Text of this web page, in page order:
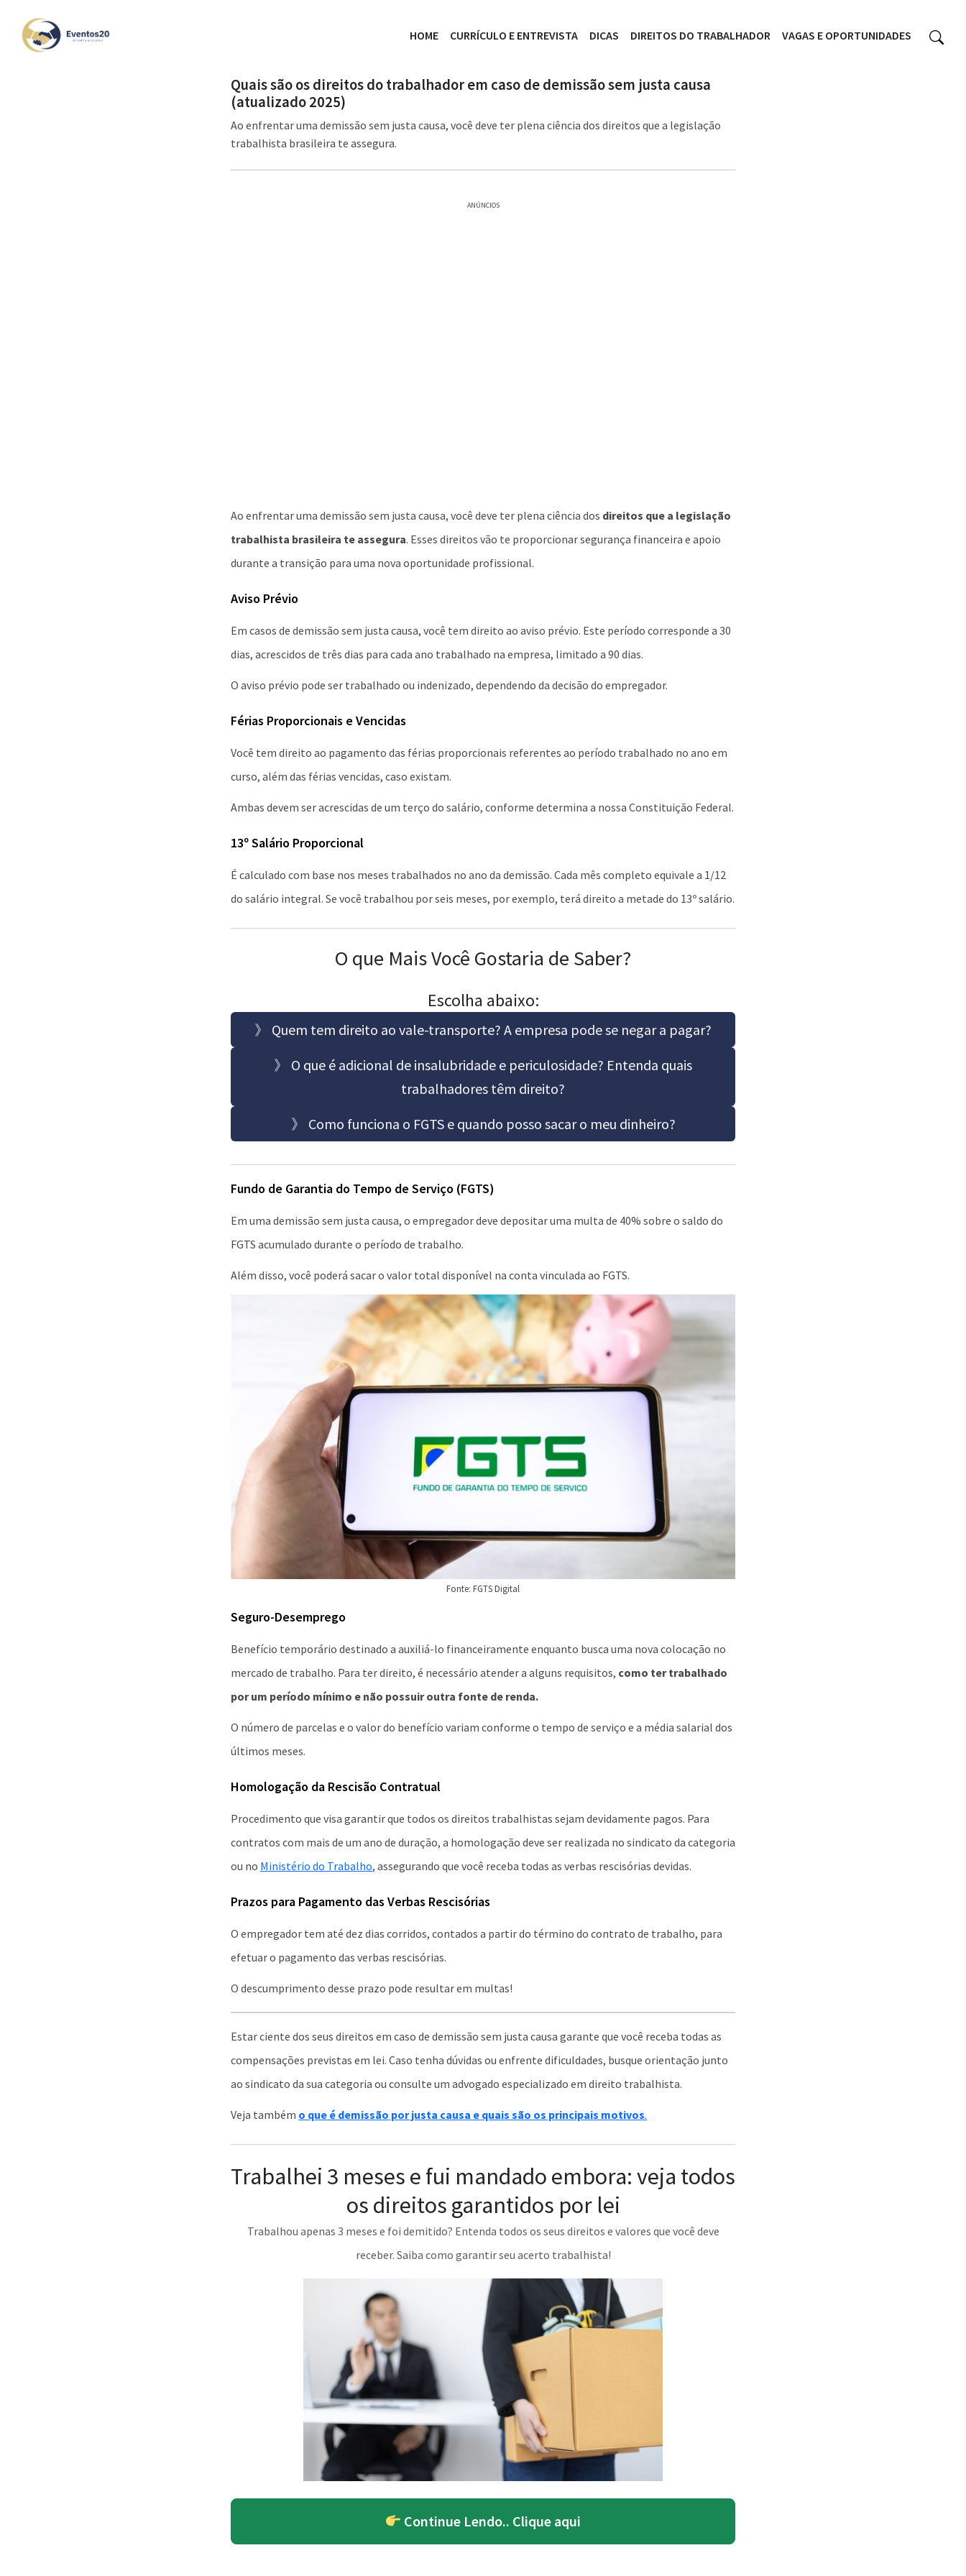
HOME CURRÍCULO E ENTREVISTA DICAS DIREITOS DO TRABALHADOR VAGAS E OPORTUNIDADES
Quais são os direitos do trabalhador em caso de demissão sem justa causa
(atualizado 2025)
Ao enfrentar uma demissão sem justa causa, você deve ter plena ciência dos direitos que a legislação
trabalhista brasileira te assegura.
ANÚNCIOS
Ao enfrentar uma demissão sem justa causa, você deve ter plena ciência dos direitos que a legislação
trabalhista brasileira te assegura. Esses direitos vão te proporcionar segurança financeira e apoio
durante a transição para uma nova oportunidade profissional.
Aviso Prévio
Em casos de demissão sem justa causa, você tem direito ao aviso prévio. Este período corresponde a 30
dias, acrescidos de três dias para cada ano trabalhado na empresa, limitado a 90 dias.
O aviso prévio pode ser trabalhado ou indenizado, dependendo da decisão do empregador.
Férias Proporcionais e Vencidas
Você tem direito ao pagamento das férias proporcionais referentes ao período trabalhado no ano em
curso, além das férias vencidas, caso existam.
Ambas devem ser acrescidas de um terço do salário, conforme determina a nossa Constituição Federal.
13º Salário Proporcional
É calculado com base nos meses trabalhados no ano da demissão. Cada mês completo equivale a 1/12
do salário integral. Se você trabalhou por seis meses, por exemplo, terá direito a metade do 13º salário.
O que Mais Você Gostaria de Saber?
Escolha abaixo:
》 Quem tem direito ao vale-transporte? A empresa pode se negar a pagar?
》 O que é adicional de insalubridade e periculosidade? Entenda quais
trabalhadores têm direito?
》 Como funciona o FGTS e quando posso sacar o meu dinheiro?
Fundo de Garantia do Tempo de Serviço (FGTS)
Em uma demissão sem justa causa, o empregador deve depositar uma multa de 40% sobre o saldo do
FGTS acumulado durante o período de trabalho.
Além disso, você poderá sacar o valor total disponível na conta vinculada ao FGTS.
Fonte: FGTS Digital
Seguro-Desemprego
Benefício temporário destinado a auxiliá-lo financeiramente enquanto busca uma nova colocação no
mercado de trabalho. Para ter direito, é necessário atender a alguns requisitos, como ter trabalhado
por um período mínimo e não possuir outra fonte de renda.
O número de parcelas e o valor do benefício variam conforme o tempo de serviço e a média salarial dos
últimos meses.
Homologação da Rescisão Contratual
Procedimento que visa garantir que todos os direitos trabalhistas sejam devidamente pagos. Para
contratos com mais de um ano de duração, a homologação deve ser realizada no sindicato da categoria
ou no Ministério do Trabalho, assegurando que você receba todas as verbas rescisórias devidas.
Prazos para Pagamento das Verbas Rescisórias
O empregador tem até dez dias corridos, contados a partir do término do contrato de trabalho, para
efetuar o pagamento das verbas rescisórias.
O descumprimento desse prazo pode resultar em multas!
Estar ciente dos seus direitos em caso de demissão sem justa causa garante que você receba todas as
compensações previstas em lei. Caso tenha dúvidas ou enfrente dificuldades, busque orientação junto
ao sindicato da sua categoria ou consulte um advogado especializado em direito trabalhista.
Veja também o que é demissão por justa causa e quais são os principais motivos.
Trabalhei 3 meses e fui mandado embora: veja todos
os direitos garantidos por lei
Trabalhou apenas 3 meses e foi demitido? Entenda todos os seus direitos e valores que você deve
receber. Saiba como garantir seu acerto trabalhista!
Continue Lendo.. Clique aqui